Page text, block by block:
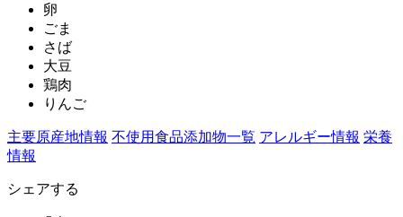
卵
ごま
さば
大豆
鶏肉
りんご
主要原産地情報 不使用食品添加物一覧 アレルギー情報 栄養
情報
シェアする